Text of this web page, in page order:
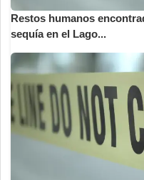
Restos humanos
sequía en el Lago...